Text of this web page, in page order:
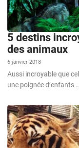
5 destins
des animaux
6 janvier 2018
Aussi incroyable que
une poignée d’enfants